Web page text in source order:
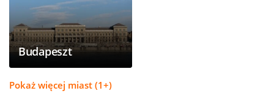
Budapeszt
Pokaż więcej miast (1+)